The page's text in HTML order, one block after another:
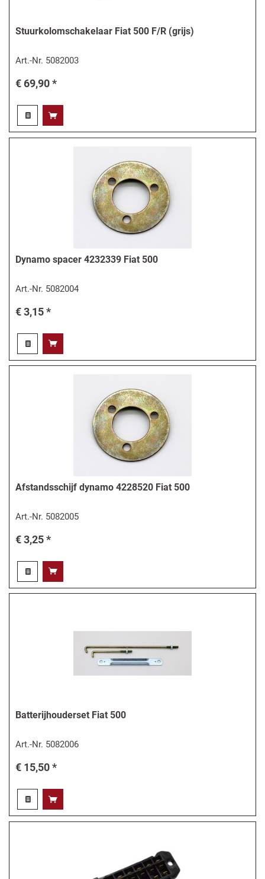
Stuurkolomschakelaar Fiat 500 F/R (grijs)
Art.-Nr. 5082003
€ 69,90 *
Dynamo spacer 4232339 Fiat 500
Art.-Nr. 5082004
€ 3,15 *
Afstandsschijf dynamo 4228520 Fiat 500
Art.-Nr. 5082005
€ 3,25 *
Batterijhouderset Fiat 500
Art.-Nr. 5082006
€ 15,50 *